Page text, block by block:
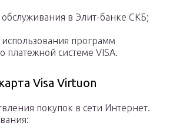
в Элит-банке СКБ;
программ
платежной системе VISA.
Visa Virtuon
покупок в сети Интернет.